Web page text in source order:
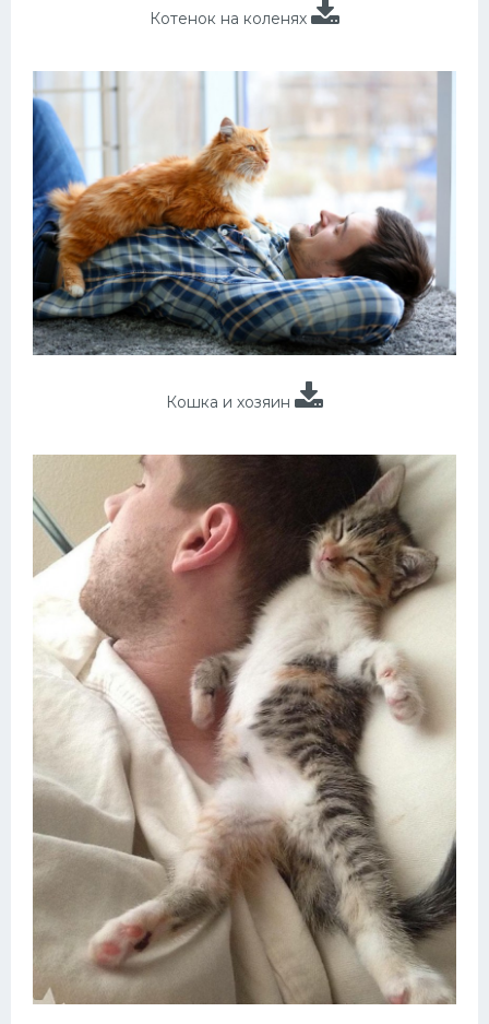
Котенок на коленях
Кошка и хозяин